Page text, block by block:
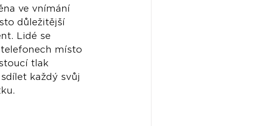
ve vnímání
důležitější
Lidé se
místo
tlak
každý svůj